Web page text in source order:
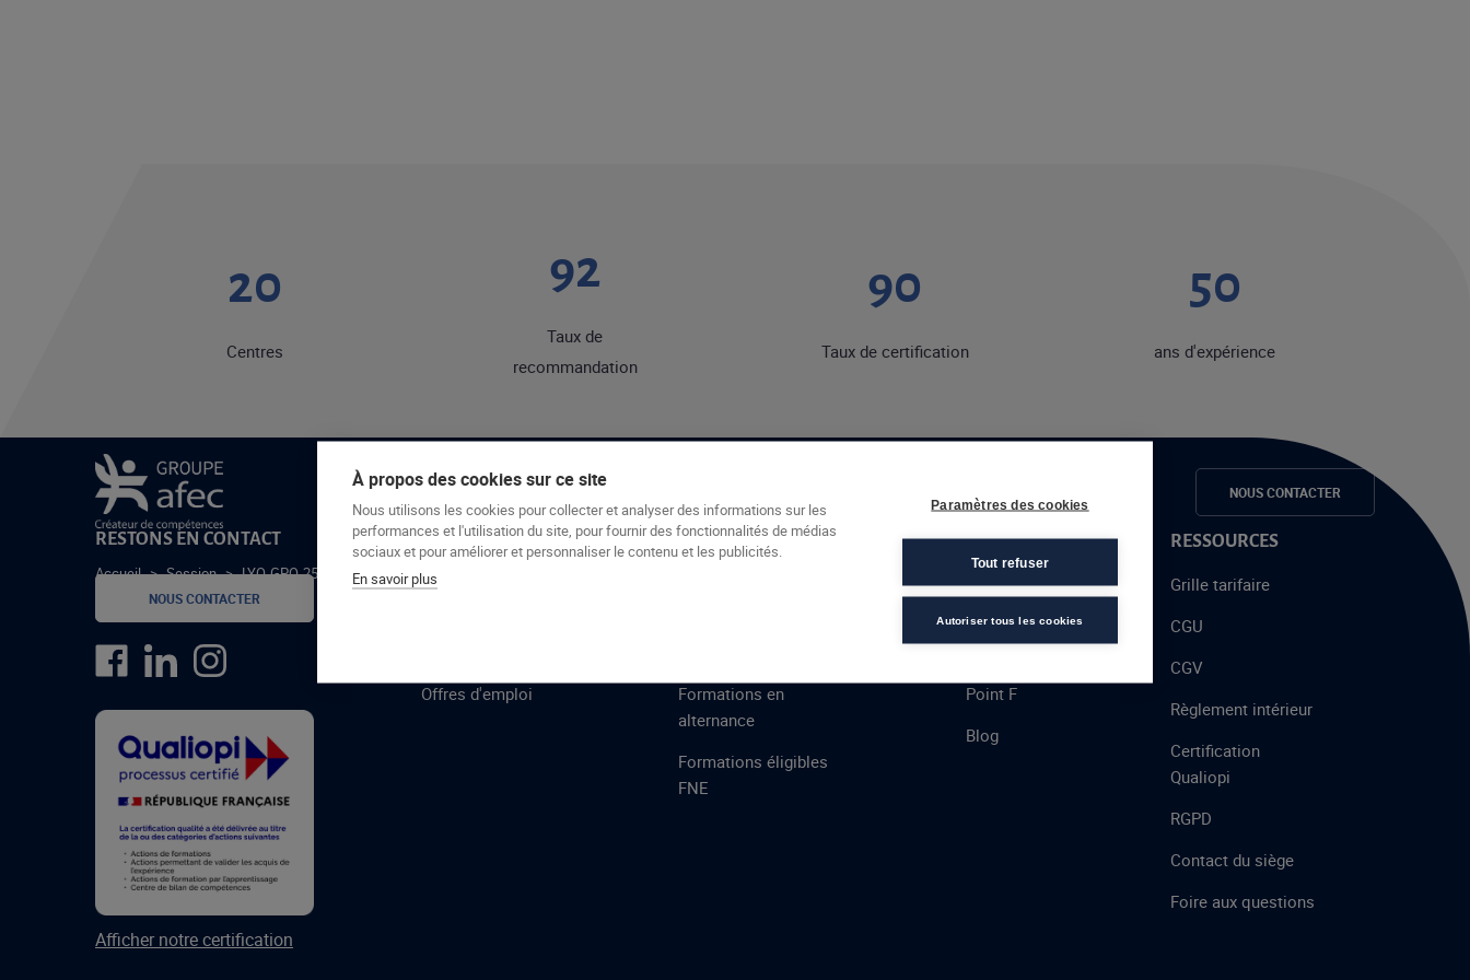
Le groupe Afec Formations Espace candidats NOUS CONTACTER
Accueil > Session > LYO-GPO-25-1-C
20
Centres
92
Taux de
recommandation
90
Taux de certification
50
ans d'expérience
RESTONS EN CONTACT
NOUS CONTACTER
Afficher notre certification
GROUPE AFEC
Formations
Offres d'emploi
PRESTATIONS
Formations en
alternance
Formations éligibles
FNE
À PROPOS
Talent
Point F
Blog
RESSOURCES
Grille tarifaire
CGU
CGV
Règlement intérieur
Certification
Qualiopi
RGPD
Contact du siège
Foire aux questions
À propos des cookies sur ce site
Nous utilisons les cookies pour collecter et analyser des informations sur les
performances et l'utilisation du site, pour fournir des fonctionnalités de médias
sociaux et pour améliorer et personnaliser le contenu et les publicités.
En savoir plus
Paramètres des cookies
Tout refuser
Autoriser tous les cookies